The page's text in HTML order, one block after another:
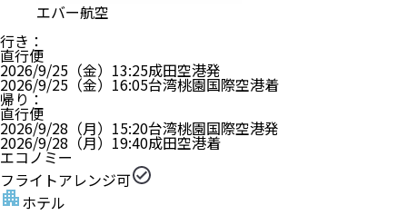
エバー航空
行き ：
直行便
2026/9/25（金） 13:25成田空港発
2026/9/25（金） 16:05台湾桃園国際空港着
帰り ：
直行便
2026/9/28（月） 15:20台湾桃園国際空港発
2026/9/28（月） 19:40成田空港着
エコノミー
フライトアレンジ可
ホテル